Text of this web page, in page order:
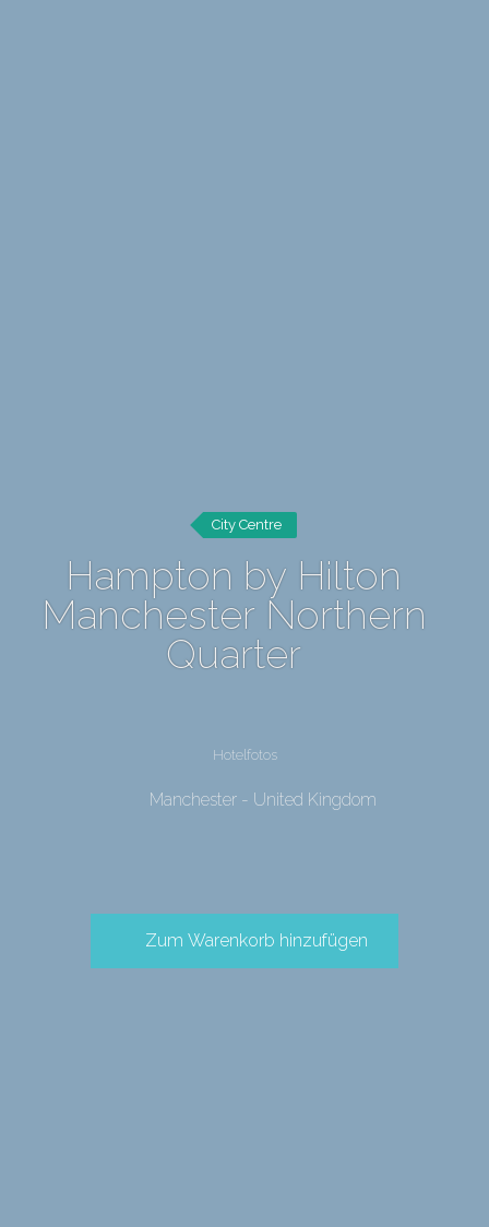
City Centre
Hampton by Hilton
Manchester Northern
Quarter
Hotelfotos
Manchester - United Kingdom